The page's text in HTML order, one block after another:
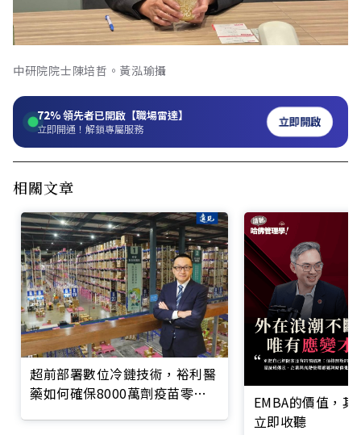
中研院院士陳培哲。黃泓瑜攝
72%領先者已開啟【職場雷達】
立即開通！解鎖專屬服務 立即開啟
相關文章
超前部署數位冷鏈技術，裕利醫
藥如何確保8000萬劑疫苗零耗
EMBA的價值，
立即收聽